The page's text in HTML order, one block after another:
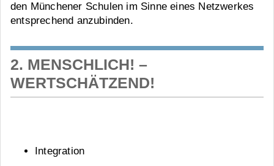
den Münchener Schulen im Sinne eines Netzwerkes
entsprechend anzubinden.
2. MENSCHLICH! –
WERTSCHÄTZEND!
Integration